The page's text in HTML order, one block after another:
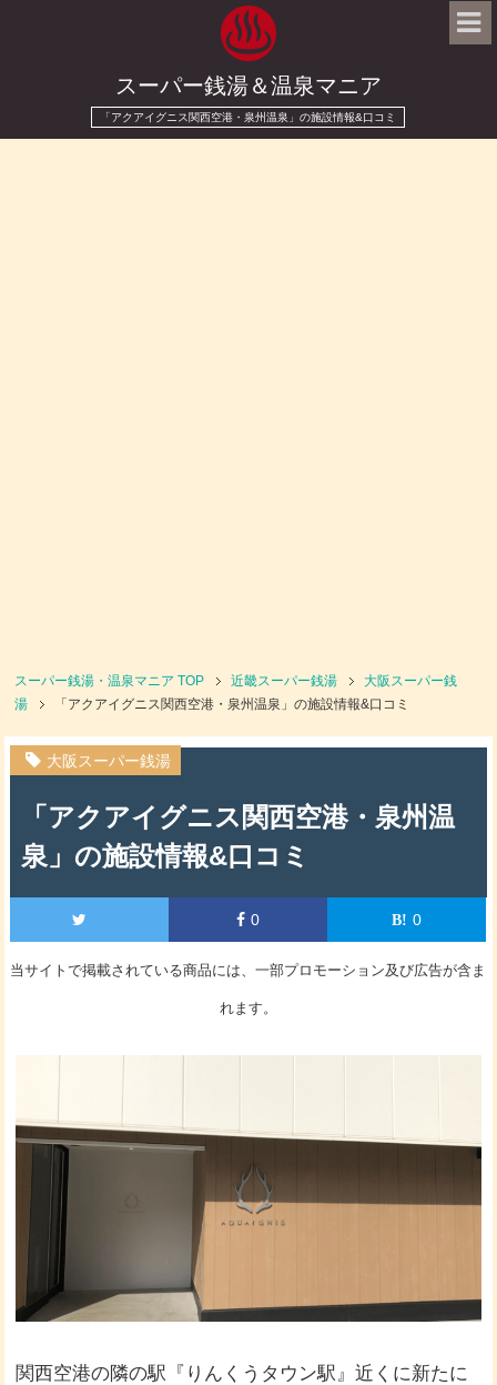
スーパー銭湯＆温泉マニア
「アクアイグニス関西空港・泉州温泉」の施設情報&口コミ
スーパー銭湯・温泉マニア TOP 近畿スーパー銭湯
大阪スーパー銭
湯
「アクアイグニス関西空港・泉州温泉」の施設情報&口コミ
大阪スーパー銭湯
「アクアイグニス関西空港・泉州温
泉」の施設情報&口コミ
0 0
当サイトで掲載されている商品には、一部プロモーション及び広告が含ま
れます。
関西空港の隣の駅『りんくうタウン駅』近くに新たに